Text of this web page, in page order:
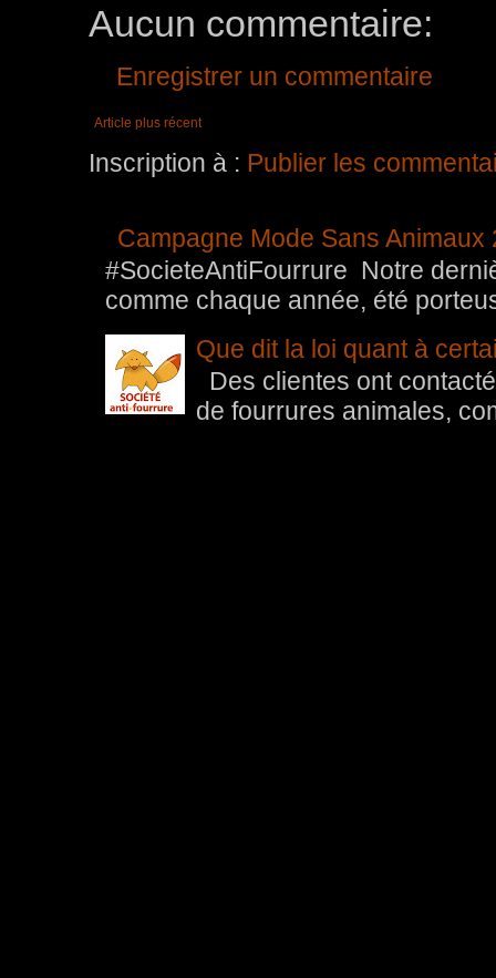
Aucun commentaire:
Enregistrer un commentaire
Article plus récent
Inscription à : Publier les
Campagne Mode Sans Animaux
#SocieteAntiFourrure Notre
comme chaque année, été
Que dit la loi quant à
Des clientes ont
de fourrures animales,